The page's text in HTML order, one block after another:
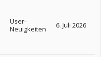
User-
Neuigkeiten
6. Juli 2026